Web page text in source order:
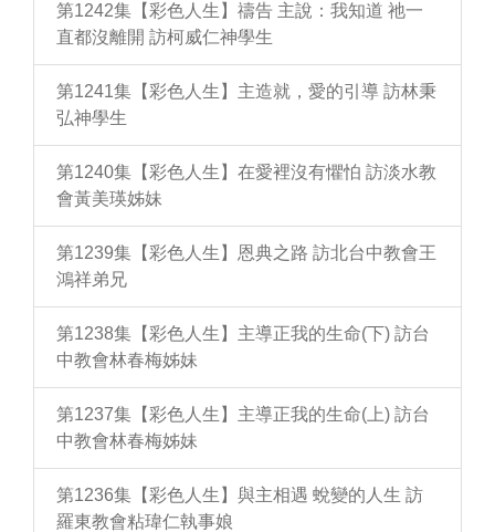
第1242集【彩色人生】禱告 主說：我知道 祂一
直都沒離開 訪柯威仁神學生
第1241集【彩色人生】主造就，愛的引導 訪林秉
弘神學生
第1240集【彩色人生】在愛裡沒有懼怕 訪淡水教
會黃美瑛姊妹
第1239集【彩色人生】恩典之路 訪北台中教會王
鴻祥弟兄
第1238集【彩色人生】主導正我的生命(下) 訪台
中教會林春梅姊妹
第1237集【彩色人生】主導正我的生命(上) 訪台
中教會林春梅姊妹
第1236集【彩色人生】與主相遇 蛻變的人生 訪
羅東教會粘瑋仁執事娘